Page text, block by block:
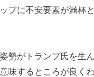
プに不安要素が満杯
勢がトランプ氏を生
味するところが良く